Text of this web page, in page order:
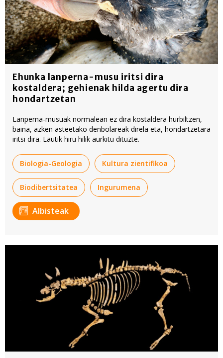
Ehunka lanperna-musu iritsi dira
kostaldera; gehienak hilda agertu dira
hondartzetan
Lanperna-musuak normalean ez dira kostaldera hurbiltzen,
baina, azken asteetako denbolareak direla eta, hondartzetara
iritsi dira. Lautik hiru hilik aurkitu dituzte.
Biologia-Geologia Kultura zientifikoa
Biodibertsitatea Ingurumena
Albisteak